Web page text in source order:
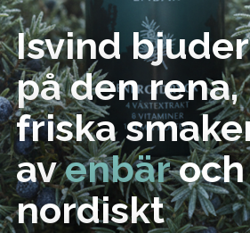
Isvind bjuder
på den rena,
friska
avenbäroch
nordiskt